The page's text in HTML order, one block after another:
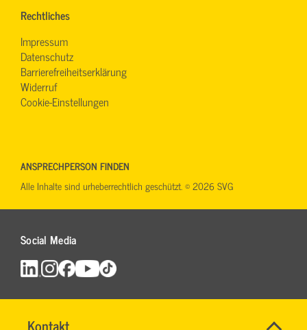
Name*
Rechtliches
Impressum
Datenschutz
Barrierefreiheitserklärung
Widerruf
Cookie-Einstellungen
Social Media
ANSPRECHPERSON FINDEN
Alle Inhalte sind urheberrechtlich geschützt. © 2026 SVG